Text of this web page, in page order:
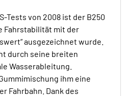
Tests von 2008 ist der B250
Fahrstabilität mit der
ausgezeichnet wurde.
durch seine breiten
Wasserableitung.
ihm eine
Fahrbahn. Dank des